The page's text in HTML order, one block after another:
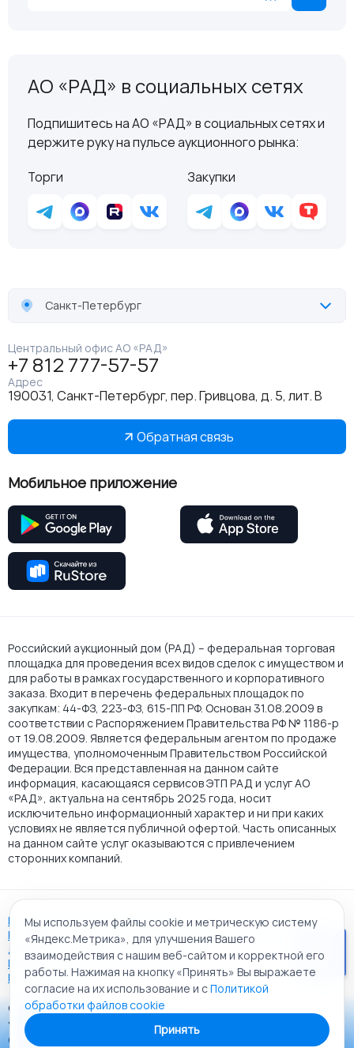
АО «РАД» в социальных сетях
Подпишитесь на АО «РАД» в социальных сетях и
держите руку на пульсе аукционного рынка:
Торги
Закупки
Санкт-Петербург
Центральный офис АО «РАД»
+7 812 777-57-57
Адрес
190031, Санкт-Петербург, пер. Гривцова, д. 5, лит. В
Обратная связь
Мобильное приложение
Российский аукционный дом (РАД) – федеральная торговая
площадка для проведения всех видов сделок с имуществом и
для работы в рамках государственного и корпоративного
заказа. Входит в перечень федеральных площадок по
закупкам: 44-ФЗ, 223-ФЗ, 615-ПП РФ. Основан 31.08.2009 в
соответствии с Распоряжением Правительства РФ № 1186-р
от 19.08.2009. Является федеральным агентом по продаже
имущества, уполномоченным Правительством Российской
Федерации. Вся представленная на данном сайте
информация, касающаяся сервисов ЭТП РАД и услуг АО
«РАД», актуальна на сентябрь 2025 года, носит
исключительно информационный характер и ни при каких
условиях не является публичной офертой. Часть описанных
на данном сайте услуг оказываются с привлечением
сторонних компаний.
Пользовательское соглашение
Политика АО "РАД" в отношении обработки персональных
данных
Политика обработки файлов cookie
Карта сайта
© 2009 - 2026 АО «Российский аукционный дом»
универсальная торговая площадка. Все права защищены.
Создание сайта: Alt It Solutions
Мы используем файлы cookie и метрическую систему
«Яндекс.Метрика», для улучшения Вашего
взаимодействия с нашим веб-сайтом и корректной его
работы. Нажимая на кнопку «Принять» Вы выражаете
согласие на их использование и сПолитикой
обработки файлов cookie
Принять
Приложение «РАД Каталог»
Теперь у вас в кармане все торги ЭТП РАД Lot-online